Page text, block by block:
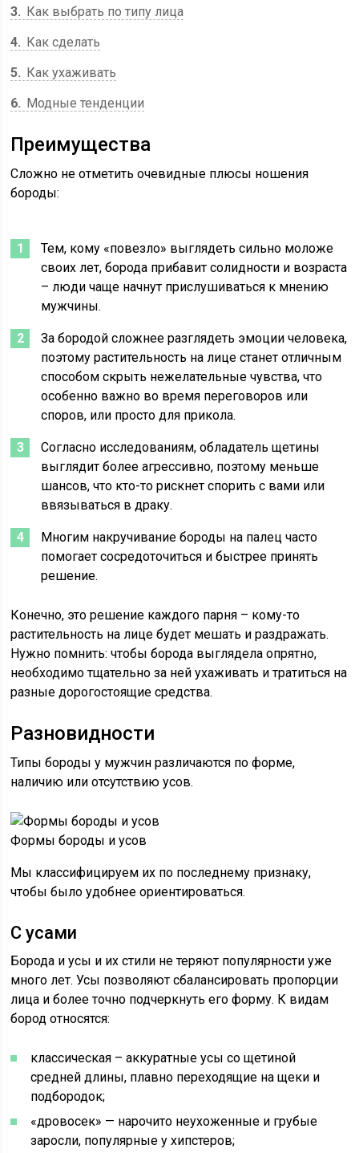
3
Как выбрать по типу лица
4
Как сделать
5
Как ухаживать
6
Модные тенденции
Преимущества
Сложно не отметить очевидные плюсы ношения
бороды:
Тем, кому «повезло» выглядеть сильно моложе
своих лет, борода прибавит солидности и возраста
– люди чаще начнут прислушиваться к мнению
мужчины.
За бородой сложнее разглядеть эмоции человека,
поэтому растительность на лице станет отличным
способом скрыть нежелательные чувства, что
особенно важно во время переговоров или
споров, или просто для прикола.
Согласно исследованиям, обладатель щетины
выглядит более агрессивно, поэтому меньше
шансов, что кто-то рискнет спорить с вами или
ввязываться в драку.
Многим накручивание бороды на палец часто
помогает сосредоточиться и быстрее принять
решение.
Конечно, это решение каждого парня – кому-то
растительность на лице будет мешать и раздражать.
Нужно помнить: чтобы борода выглядела опрятно,
необходимо тщательно за ней ухаживать и тратиться на
разные дорогостоящие средства.
Разновидности
Типы бороды у мужчин различаются по форме,
наличию или отсутствию усов.
Формы бороды и усов
Мы классифицируем их по последнему признаку,
чтобы было удобнее ориентироваться.
C усами
Борода и усы и их стили не теряют популярности уже
много лет. Усы позволяют сбалансировать пропорции
лица и более точно подчеркнуть его форму. К видам
бород относятся:
классическая – аккуратные усы со щетиной
средней длины, плавно переходящие на щеки и
подбородок;
«дровосек» — нарочито неухоженные и грубые
заросли, популярные у хипстеров;